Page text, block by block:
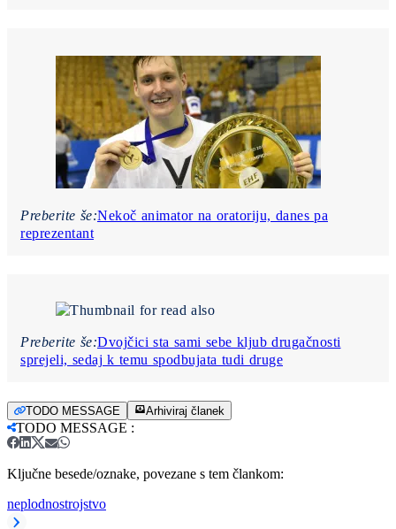
Preberite še:Nekoč animator na oratoriju, danes pa
reprezentant
Preberite še:Dvojčici sta sami sebe kljub drugačnosti
sprejeli, sedaj k temu spodbujata tudi druge
TODO MESSAGE Arhiviraj članek
TODO MESSAGE :
Ključne besede/oznake, povezane s tem člankom:
neplodnostrojstvo